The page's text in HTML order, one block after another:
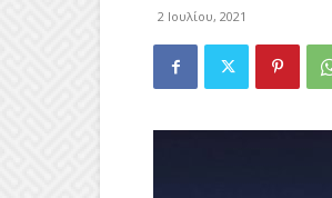
2 Ιουλίου, 2021